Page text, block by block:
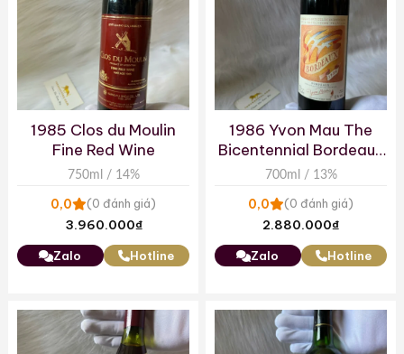
1985 Clos du Moulin
Fine Red Wine
750ml / 14%
0,0 (0 đánh giá)
3.960.000₫
Zalo Hotline
1986 Yvon Mau The
Bicentennial Bordeaux
Commemorating The
700ml / 13%
0,0 (0 đánh giá)
2.880.000₫
Zalo Hotline